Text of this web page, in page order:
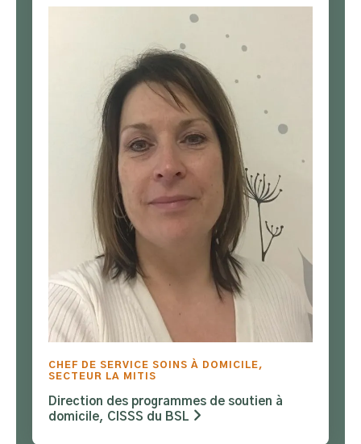
CHEF DE SERVICE SOINS À DOMICILE,
SECTEUR LA MITIS
Direction des programmes de soutien à
domicile, CISSS du BSL